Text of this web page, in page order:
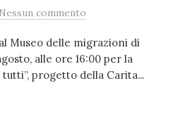
Nessun commento
Museo delle migrazioni di
alle ore 16:00 per la
progetto della Carita...